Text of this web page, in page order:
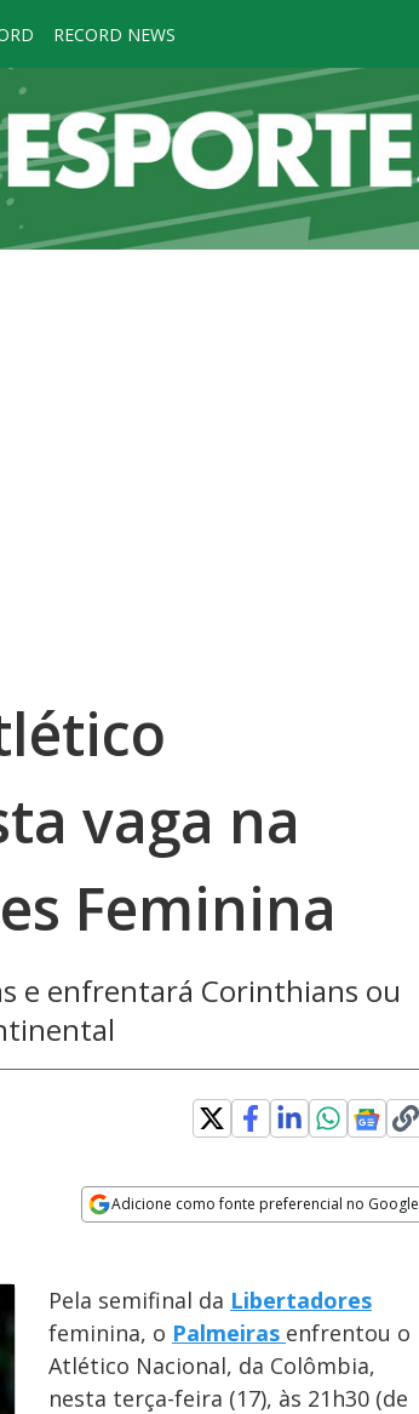
RECORD NEWS
vaga na
Feminina
e enfrentará Corinthians ou
Adicione como fonte preferencial no Google
Pela semifinal da Libertadores
feminina, o Palmeiras enfrentou o
Atlético Nacional, da Colômbia,
nesta terça-feira (17), às 21h30 (de